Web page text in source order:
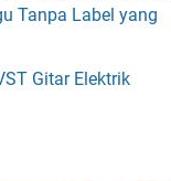
Tanpa Label yang
Gitar Elektrik